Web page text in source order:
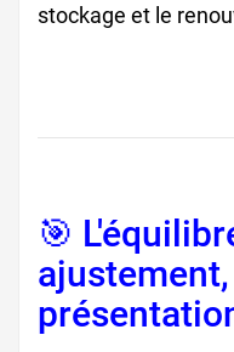
stockage et le
🎯